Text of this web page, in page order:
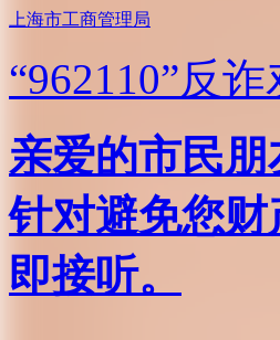
上海市工商管理局
“962110”反
亲爱的市民
针对避免您
即接听。